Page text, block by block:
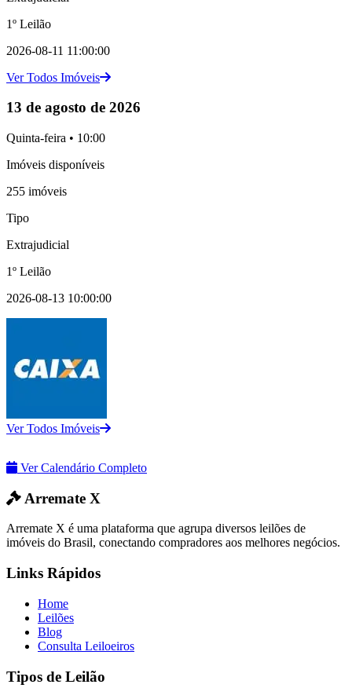
1º Leilão
2026-08-11 11:00:00
Ver Todos Imóveis
13 de agosto de 2026
Quinta-feira • 10:00
Imóveis disponíveis
255 imóveis
Tipo
Extrajudicial
1º Leilão
2026-08-13 10:00:00
Ver Todos Imóveis
Ver Calendário Completo
Arremate X
Arremate X é uma plataforma que agrupa diversos leilões de
imóveis do Brasil, conectando compradores aos melhores negócios.
Links Rápidos
Home
Leilões
Blog
Consulta Leiloeiros
Tipos de Leilão